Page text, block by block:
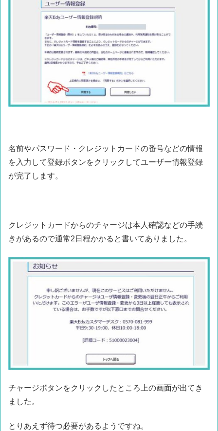
名前やパスワード・クレジットカードの番号などの情報
を入力して登録ボタンをクリックしてユーザー情報登録
が完了します。
クレジットカードからのチャージは本人確認などの手続
きがあるので通常2日程かかると書いてありました。
チャージボタンをクリックしたところ上の画面が出てき
ました。
とりあえず待つ必要があるようですね。